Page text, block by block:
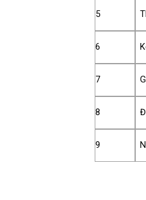
5
6
7
8
9